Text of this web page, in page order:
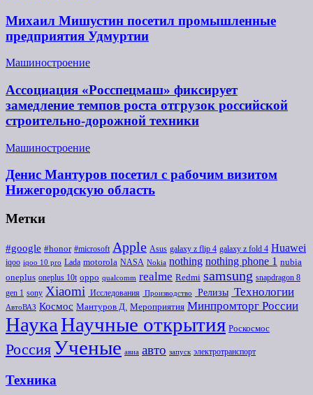
Михаил Мишустин посетил промышленные
предприятия Удмуртии
Машиностроение
Ассоциация «Росспецмаш» фиксирует
замедление темпов роста отгрузок российской
строительно-дорожной техники
Машиностроение
Денис Мантуров посетил с рабочим визитом
Нижегородскую область
Метки
#google #honor #microsoft Apple Asus galaxy z flip 4 galaxy z fold 4 Huawei
iqoo iqoo 10 pro Lada motorola NASA Nokia nothing nothing phone 1 nubia
oneplus oneplus 10t oppo qualcomm realme Redmi samsung snapdragon 8
gen 1 sony Xiaomi Исследования Производство Релизы Технологии
АвтоВАЗ Космос Мантуров Д. Мероприятия Минпромторг России
НаукаНаучные открытия Роскосмос
Россия Ученые авиа авто запуск электротранспорт
Техника